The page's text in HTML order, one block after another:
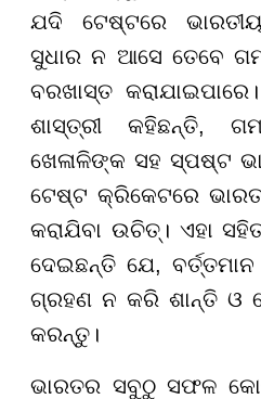
ଯଦି ଟେଷ୍ଟରେ
ସୁଧାର ନ ଆସେ ତେବେ
ବରଖାସ୍ତ
ଶାସ୍ତ୍ରୀ କହିଛନ୍ତି,
ଖେଳାଳିଙ୍କ ସହ ସ୍ପଷ୍ଟ
ଟେଷ୍ଟ କ୍ରିକେଟରେ
କରାଯିବା ଉଚିତ୍। ଏହା
ଦେଇଛନ୍ତି ଯେ,
ଗ୍ରହଣ ନ କରି ଶାନ୍ତି ଓ
କରନ୍ତୁ।
ଭାରତର ସବୁଠୁ ସଫଳ